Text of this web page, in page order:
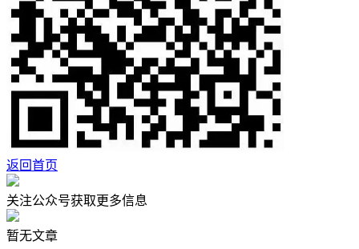
返回首页
关注公众号获取更多信息
暂无文章